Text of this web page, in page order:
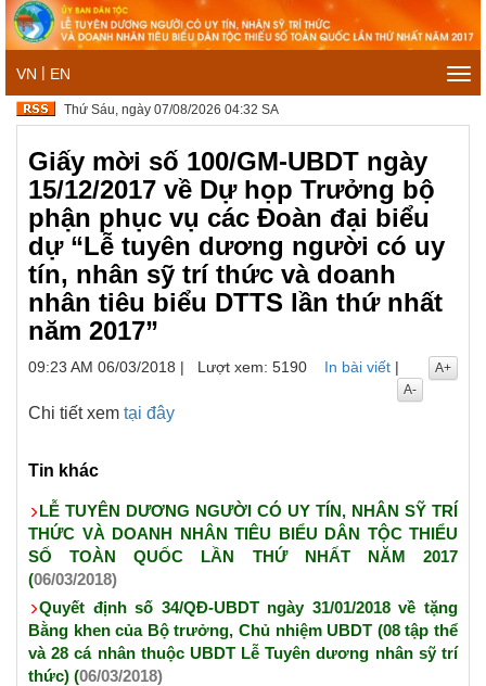
VN | EN
Thứ Sáu, ngày 07/08/2026 04:32 SA
Giấy mời số 100/GM-UBDT ngày
15/12/2017 về Dự họp Trưởng bộ
phận phục vụ các Đoàn đại biểu
dự “Lễ tuyên dương người có uy
tín, nhân sỹ trí thức và doanh
nhân tiêu biểu DTTS lần thứ nhất
năm 2017”
09:23 AM 06/03/2018 | Lượt xem: 5190 In bài viết |
A+
A-
Chi tiết xem tại đây
Tin khác
LỄ TUYÊN DƯƠNG NGƯỜI CÓ UY TÍN, NHÂN SỸ TRÍ
THỨC VÀ DOANH NHÂN TIÊU BIỂU DÂN TỘC THIỂU
SỐ TOÀN QUỐC LẦN THỨ NHẤT NĂM 2017
(06/03/2018)
Quyết định số 34/QĐ-UBDT ngày 31/01/2018 về tặng
Bằng khen của Bộ trưởng, Chủ nhiệm UBDT (08 tập thể
và 28 cá nhân thuộc UBDT Lễ Tuyên dương nhân sỹ trí
thức) (06/03/2018)